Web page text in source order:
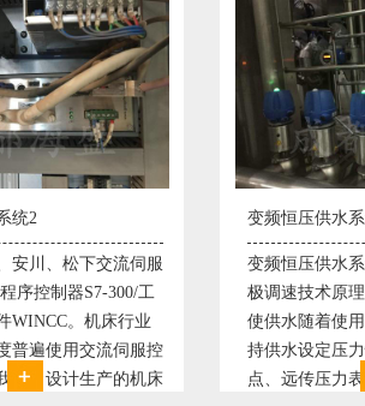
统1
统是利用交流电机无
，采用PID闭环控制
变化而变化，从而维
恒定。他比传统电接
供水水压恒定，因此
直流调速控制
西门子6RA70
590P直流调速
S7-300，S7-
WINCC 冶金行
普遍使用直流